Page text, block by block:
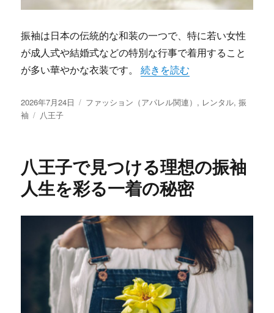
振袖は日本の伝統的な和装の一つで、特に若い女性
が成人式や結婚式などの特別な行事で着用すること
が多い華やかな衣装です。“八王子で見つける運命の振
続きを読む
投
稿
2026年7月24日
カ
ファッション（アパレル関連） , レンタル,振
袖
タ
八王子
八王子で見つける理想の振袖
人生を彩る一着の秘密